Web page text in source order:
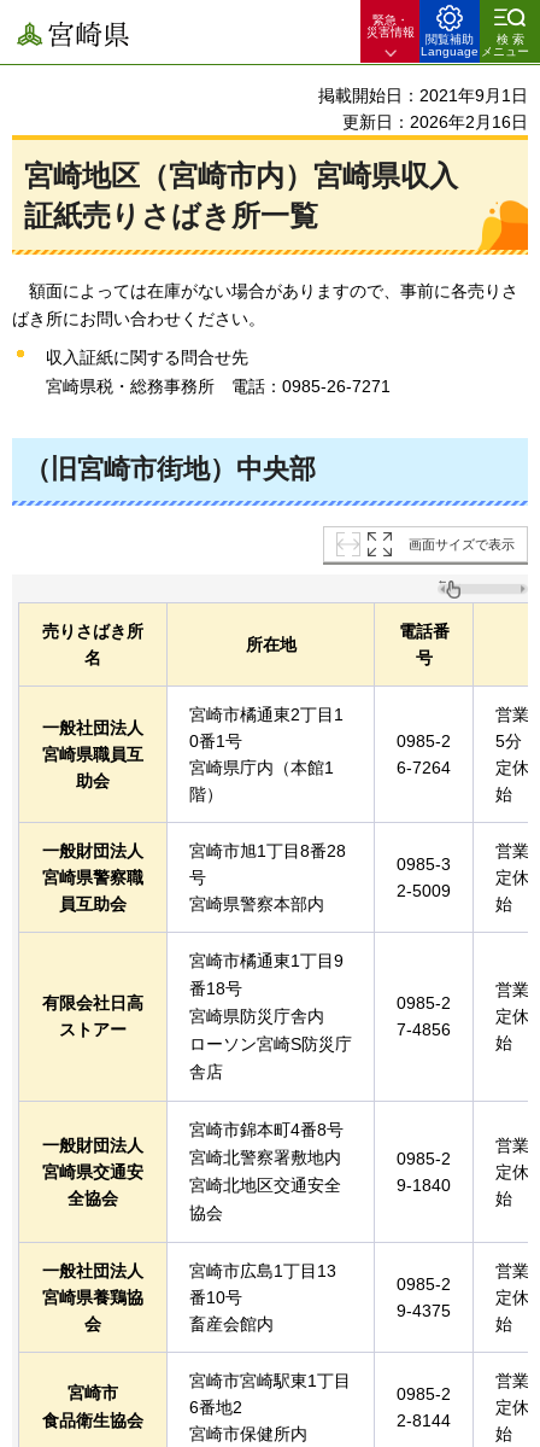
宮崎県
緊急・
災害情報
閲覧補助
Language
検索
メニュー
掲載開始日：2021年9月1日
更新日：2026年2月16日
宮崎地区（宮崎市内）宮崎県収入
証紙売りさばき所一覧
額面によっては在庫がない場合がありますので、事前に各売りさ
ばき所にお問い合わせください。
収入証紙に関する問合せ先
宮崎県税・総務事務所
電話：0985-26-7271
（旧宮崎市街地）中央部
画面サイズで表示
売りさばき所
名
所在地
電話番
号
一般社団法人
宮崎県職員互
助会
宮崎市橘通東2丁目1
0番1号
宮崎県庁内（本館1
階）
0985-2
6-7264
営業
5分
定休
始
一般財団法人
宮崎県警察職
員互助会
宮崎市旭1丁目8番28
号
宮崎県警察本部内
0985-3
2-5009
営業
定休
始
有限会社日高
ストアー
宮崎市橘通東1丁目9
番18号
宮崎県防災庁舎内
ローソン宮崎S防災庁
舎店
0985-2
7-4856
営業
定休
始
一般財団法人
宮崎県交通安
全協会
宮崎市錦本町4番8号
宮崎北警察署敷地内
宮崎北地区交通安全
協会
0985-2
9-1840
営業
定休
始
一般社団法人
宮崎県養鶏協
会
宮崎市広島1丁目13
番10号
畜産会館内
0985-2
9-4375
営業
定休
始
宮崎市
食品衛生協会
宮崎市宮崎駅東1丁目
6番地2
宮崎市保健所内
0985-2
2-8144
営業
定休
始